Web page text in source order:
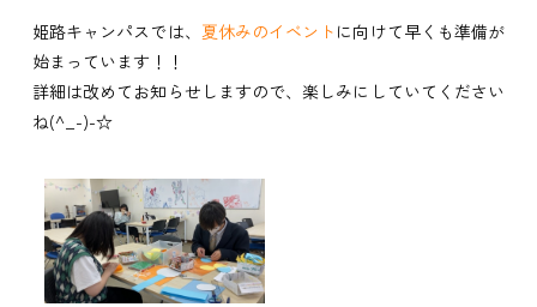
姫路キャンパスでは、 夏休みのイベント に向けて早くも準備が
始まっています！！
詳細は改めてお知らせしますので、楽しみにしていてください
ね(^_-)-☆